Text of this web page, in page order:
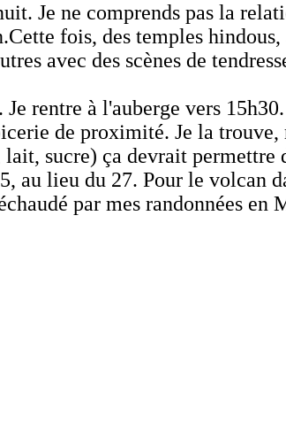
Je ne comprends pas la
fois, des temples
avec des scènes de
rentre à l'auberge vers 15h30.
de proximité. Je la
sucre) ça devrait permettre
au lieu du 27. Pour le volcan
par mes randonnées en